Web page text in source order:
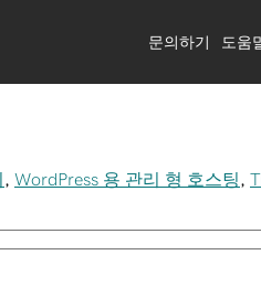
문의하기 도움
WordPress 용 관리 형 호스팅